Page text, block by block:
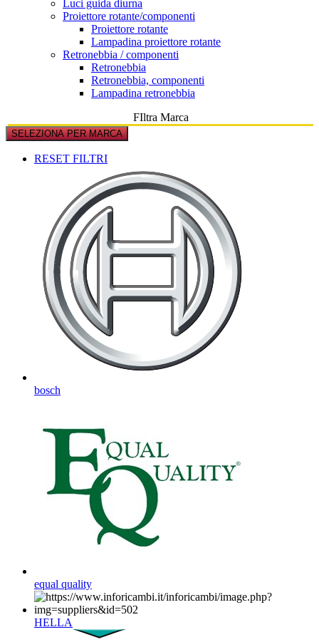
Luci guida diurna
Proiettore rotante/componenti
Proiettore rotante
Lampadina proiettore rotante
Retronebbia / componenti
Retronebbia
Retronebbia, componenti
Lampadina retronebbia
FIltra Marca
SELEZIONA PER MARCA
RESET FILTRI
bosch
equal quality
HELLA